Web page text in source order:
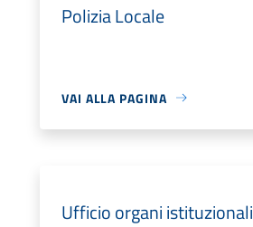
Polizia Locale
VAI ALLA PAGINA
Ufficio organi istituzionali